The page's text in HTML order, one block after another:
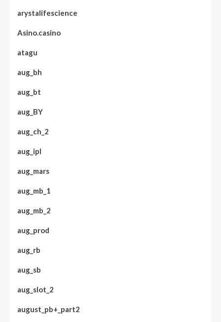
arystalifescience
Asino.casino
atagu
aug_bh
aug_bt
aug_BY
aug_ch_2
aug_ipl
aug_mars
aug_mb_1
aug_mb_2
aug_prod
aug_rb
aug_sb
aug_slot_2
august_pb+_part2